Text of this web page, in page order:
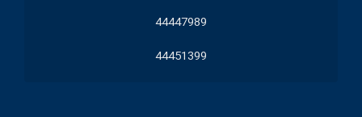
44447989
44451399